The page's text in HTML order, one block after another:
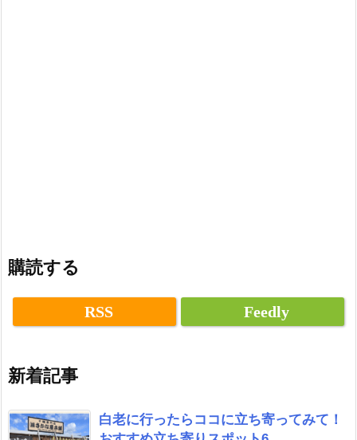
購読する
RSS Feedly
新着記事
白老に行ったらココに立ち寄ってみて！